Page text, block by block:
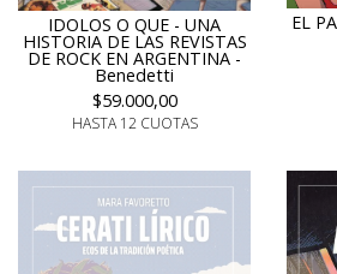
IDOLOS O QUE - UNA
HISTORIA DE LAS REVISTAS
DE ROCK EN ARGENTINA -
Benedetti
$59.000,00
HASTA 12 CUOTAS
EL